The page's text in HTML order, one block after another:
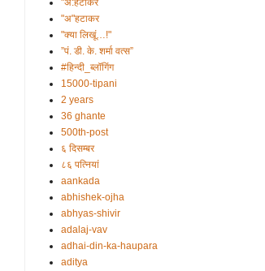
"अ:हटाकर
"अ"हटाकर
"क्या लिखूं…!"
”पं. डी. के. शर्मा वत्स”
#हिन्दी_ब्लॉगिंग
15000-tipani
2 years
36 ghante
500th-post
६ दिसम्बर
८६ पत्नियां
aankada
abhishek-ojha
abhyas-shivir
adalaj-vav
adhai-din-ka-haupara
aditya